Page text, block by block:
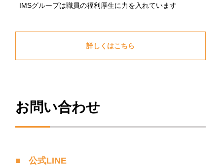
IMSグループは職員の福利厚生に力を入れています
詳しくはこちら
お問い合わせ
公式LINE